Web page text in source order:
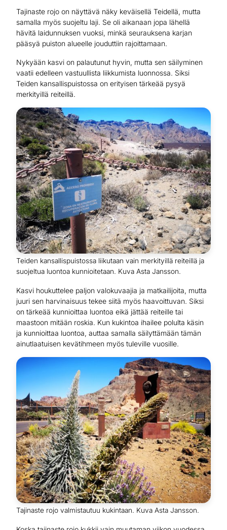
Tajinaste rojo on näyttävä näky keväisellä Teidellä, mutta
samalla myös suojeltu laji. Se oli aikanaan jopa lähellä
hävitä laidunnuksen vuoksi, minkä seurauksena karjan
pääsyä puiston alueelle jouduttiin rajoittamaan.
Nykyään kasvi on palautunut hyvin, mutta sen säilyminen
vaatii edelleen vastuullista liikkumista luonnossa. Siksi
Teiden kansallispuistossa on erityisen tärkeää pysyä
merkityillä reiteillä.
Teiden kansallispuistossa liikutaan vain merkityillä reiteillä ja
suojeltua luontoa kunnioitetaan. Kuva Asta Jansson.
Kasvi houkuttelee paljon valokuvaajia ja matkailijoita, mutta
juuri sen harvinaisuus tekee siitä myös haavoittuvan. Siksi
on tärkeää kunnioittaa luontoa eikä jättää reiteille tai
maastoon mitään roskia. Kun kukintoa ihailee polulta käsin
ja kunnioittaa luontoa, auttaa samalla säilyttämään tämän
ainutlaatuisen kevätihmeen myös tuleville vuosille.
Tajinaste rojo valmistautuu kukintaan. Kuva Asta Jansson.